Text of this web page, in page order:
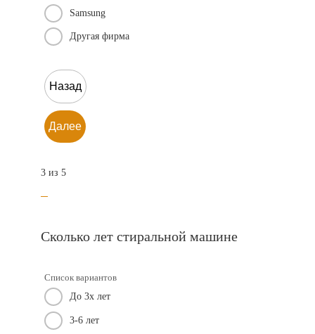
Samsung
Другая фирма
Назад
Далее
3 из 5
Сколько лет стиральной машине
Список вариантов
До 3х лет
3-6 лет